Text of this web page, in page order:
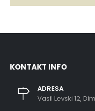
KONTAKT INFO
ADRESA
Vasil Levski 12,